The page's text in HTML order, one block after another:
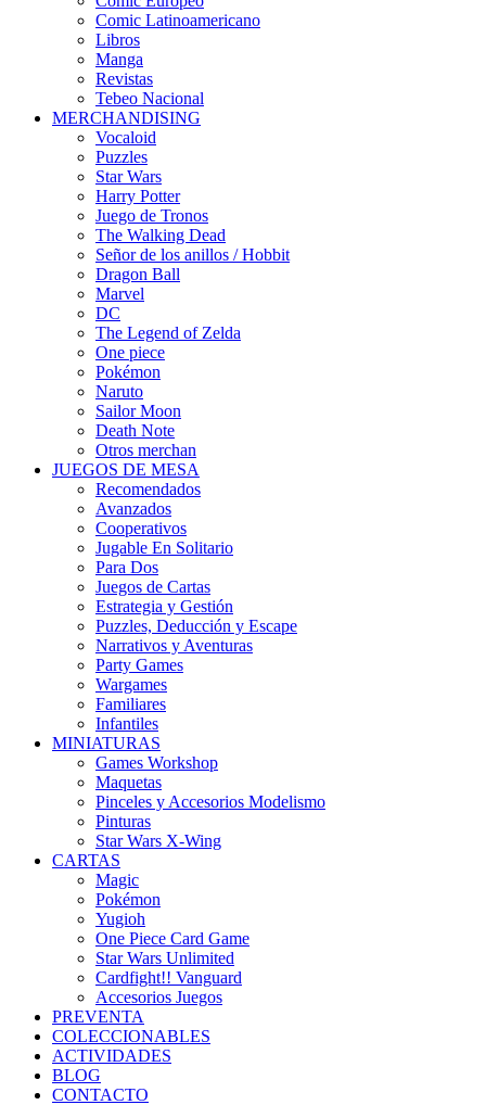
Comic Latinoamericano
Libros
Manga
Revistas
Tebeo Nacional
MERCHANDISING
Vocaloid
Puzzles
Star Wars
Harry Potter
Juego de Tronos
The Walking Dead
Señor de los anillos / Hobbit
Dragon Ball
Marvel
DC
The Legend of Zelda
One piece
Pokémon
Naruto
Sailor Moon
Death Note
Otros merchan
JUEGOS DE MESA
Recomendados
Avanzados
Cooperativos
Jugable En Solitario
Para Dos
Juegos de Cartas
Estrategia y Gestión
Puzzles, Deducción y Escape
Narrativos y Aventuras
Party Games
Wargames
Familiares
Infantiles
MINIATURAS
Games Workshop
Maquetas
Pinceles y Accesorios Modelismo
Pinturas
Star Wars X-Wing
CARTAS
Magic
Pokémon
Yugioh
One Piece Card Game
Star Wars Unlimited
Cardfight!! Vanguard
Accesorios Juegos
PREVENTA
COLECCIONABLES
ACTIVIDADES
BLOG
CONTACTO